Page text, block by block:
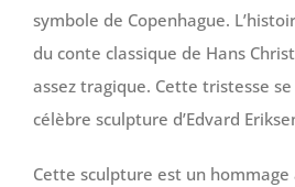
symbole de Copenhague.
du conte classique de Hans
assez tragique. Cette tristesse
célèbre sculpture d’Edvard
Cette sculpture est un hommage